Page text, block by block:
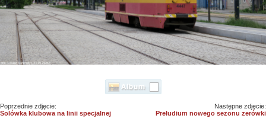
Poprzednie zdjęcie:
Solówka klubowa na linii specjalnej
Następne zdjęcie:
Preludium nowego sezonu zerówki